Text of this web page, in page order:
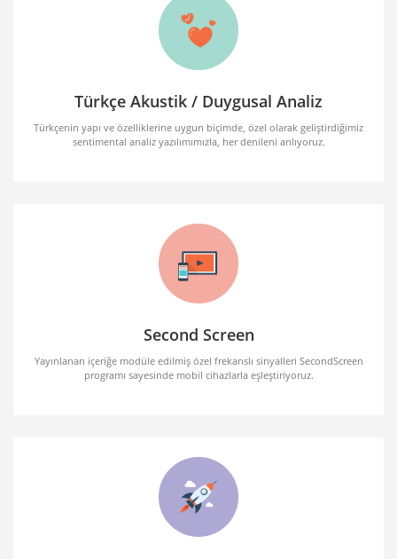
Türkçe Akustik / Duygusal Analiz
Türkçenin yapı ve özelliklerine uygun biçimde, özel olarak geliştirdiğimiz
sentimental analiz yazılımımızla, her denileni anlıyoruz.
Second Screen
Yayınlanan içeriğe modüle edilmiş özel frekanslı sinyalleri SecondScreen
programı sayesinde mobil cihazlarla eşleştiriyoruz.